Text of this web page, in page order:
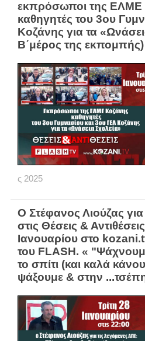
εκπρόσωποι της ΕΛΜΕ
καθηγητές του 3ου
Κοζάνης για τα
Β΄μέρος της εκπομπής)
ς 2025
Ο Στέφανος Λιούζας
στις Θέσεις &
Ιανουαρίου στο
του FLASH. «
το σπίτι (και καλά
ψάξουμε & στην